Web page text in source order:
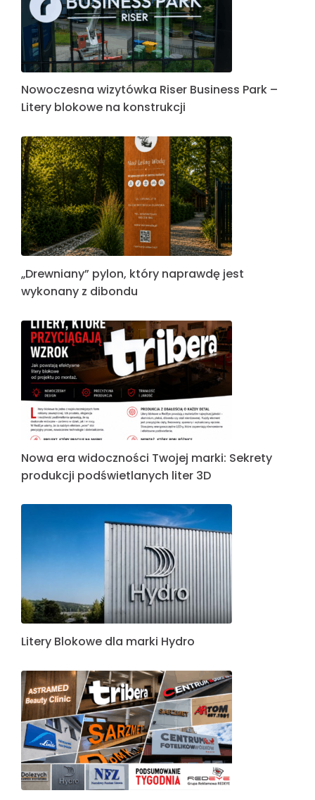
Nowoczesna wizytówka Riser Business Park –
Litery blokowe na konstrukcji
„Drewniany” pylon, który naprawdę jest
wykonany z dibondu
Nowa era widoczności Twojej marki: Sekrety
produkcji podświetlanych liter 3D
Litery Blokowe dla marki Hydro